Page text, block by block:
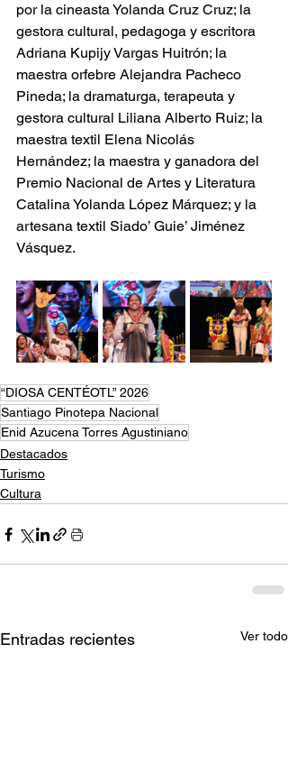
por la cineasta Yolanda Cruz Cruz; la
gestora cultural, pedagoga y escritora
Adriana Kupijy Vargas Huitrón; la
maestra orfebre Alejandra Pacheco
Pineda; la dramaturga, terapeuta y
gestora cultural Liliana Alberto Ruiz; la
maestra textil Elena Nicolás
Hernández; la maestra y ganadora del
Premio Nacional de Artes y Literatura
Catalina Yolanda López Márquez; y la
artesana textil Siado’ Guie’ Jiménez
Vásquez.
“DIOSA CENTÉOTL” 2026
Santiago Pinotepa Nacional
Enid Azucena Torres Agustiniano
Destacados
Turismo
Cultura
Entradas recientes Ver todo